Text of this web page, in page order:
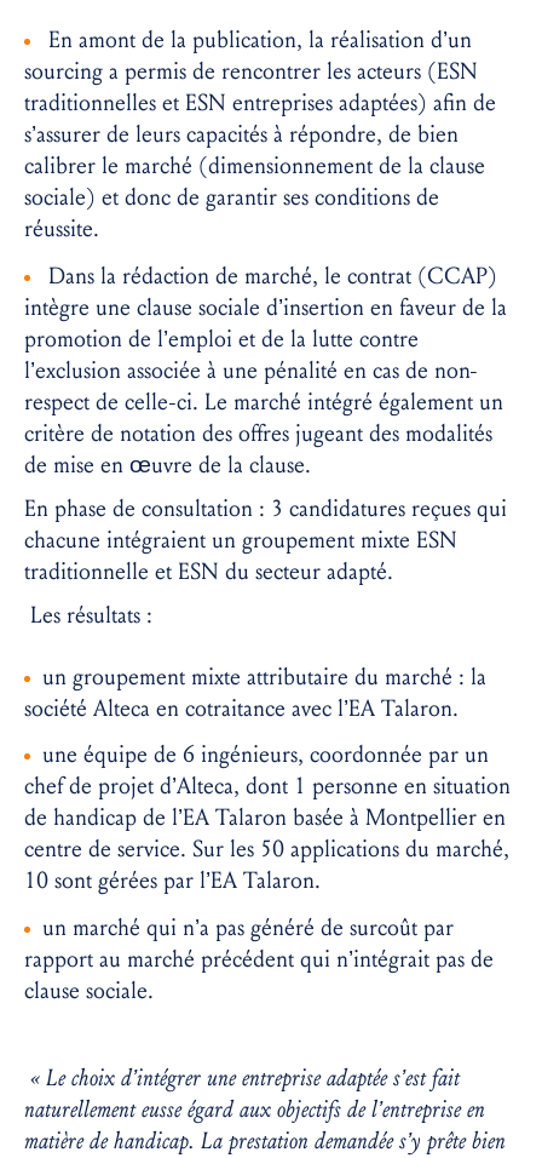
En amont de la publication, la réalisation d’un
sourcing a permis de rencontrer les acteurs (ESN
traditionnelles et ESN entreprises adaptées) afin de
s’assurer de leurs capacités à répondre, de bien
calibrer le marché (dimensionnement de la clause
sociale) et donc de garantir ses conditions de
réussite.
Dans la rédaction de marché, le contrat (CCAP)
intègre une clause sociale d’insertion en faveur de la
promotion de l’emploi et de la lutte contre
l’exclusion associée à une pénalité en cas de non-
respect de celle-ci. Le marché intégré également un
critère de notation des offres jugeant des modalités
de mise en œuvre de la clause.
En phase de consultation : 3 candidatures reçues qui
chacune intégraient un groupement mixte ESN
traditionnelle et ESN du secteur adapté.
Les résultats :
un groupement mixte attributaire du marché : la
société Alteca en cotraitance avec l’EA Talaron.
une équipe de 6 ingénieurs, coordonnée par un
chef de projet d’Alteca, dont 1 personne en situation
de handicap de l’EA Talaron basée à Montpellier en
centre de service. Sur les 50 applications du marché,
10 sont gérées par l’EA Talaron.
un marché qui n’a pas généré de surcoût par
rapport au marché précédent qui n’intégrait pas de
clause sociale.
« Le choix d’intégrer une entreprise adaptée s’est fait
naturellement eusse égard aux objectifs de l’entreprise en
matière de handicap. La prestation demandée s’y prête bien